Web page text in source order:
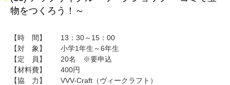
物をつくろう！～
【時 間】 13：30～15：00
【対 象】 小学1年生～6年生
【定 員】 20名 ※要申込
【材料費】 400円
【協 力】 VVV-Craft（ヴィークラフト）